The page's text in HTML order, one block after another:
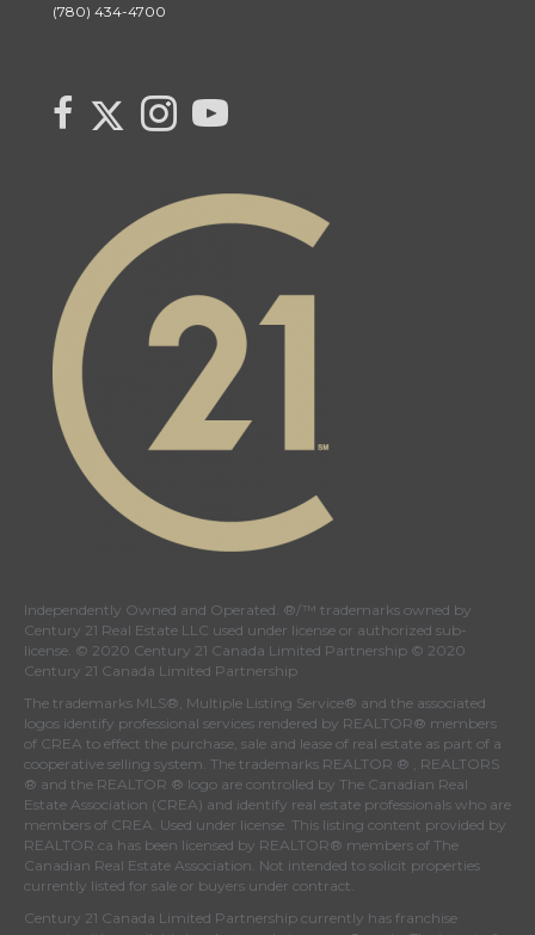
(780) 434-4700
link to Century 21 Canada's facebook page
Link to Century 21 Canada's Twitter page
Link to Century 21 Canada's Instagram page
link to Century 21 Canada's YouTube page
Independently Owned and Operated. ®/™ trademarks owned by
Century 21 Real Estate LLC used under license or authorized sub-
license. © 2020 Century 21 Canada Limited Partnership © 2020
Century 21 Canada Limited Partnership
The trademarks MLS®, Multiple Listing Service® and the associated
logos identify professional services rendered by REALTOR® members
of CREA to effect the purchase, sale and lease of real estate as part of a
cooperative selling system. The trademarks REALTOR ® , REALTORS
® and the REALTOR ® logo are controlled by The Canadian Real
Estate Association (CREA) and identify real estate professionals who are
members of CREA . Used under license. This listing content provided by
REALTOR.ca has been licensed by REALTOR® members of The
Canadian Real Estate Association . Not intended to solicit properties
currently listed for sale or buyers under contract.
Century 21 Canada Limited Partnership currently has franchise